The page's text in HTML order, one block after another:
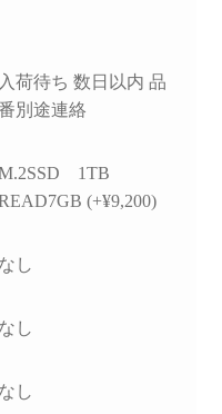
入荷待ち 数日以内 品
別途連絡
1TB
(+¥9,200)
なし
なし
なし